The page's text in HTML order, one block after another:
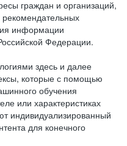
граждан и организаций,
информации
Федерации.
здесь и далее
которые с помощью
обучения
или характеристиках
индивидуализированный
для конечного